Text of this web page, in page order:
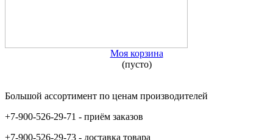
Моя корзина
(пусто)
Большой ассортимент по ценам производителей
+7-900-526-29-71 - приём заказов
+7-900-526-29-73 - доставка товара